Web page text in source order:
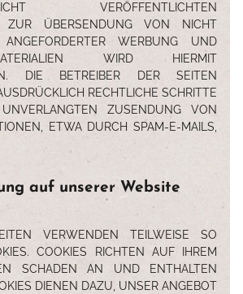
START
VERÖFFENTLICHTEN
ZUR ÜBERSENDUNG VON NICHT
ANGEFORDERTER WERBUNG UND
WIRD HIERMIT
DIE BETREIBER DER SEITEN
RECHTLICHE SCHRITTE
ZUSENDUNG VON
ETWA DURCH SPAM-E-MAILS,
auf unserer Website
VERWENDEN TEILWEISE SO
COOKIES RICHTEN AUF IHREM
SCHADEN AN UND ENTHALTEN
DIENEN DAZU, UNSER ANGEBOT